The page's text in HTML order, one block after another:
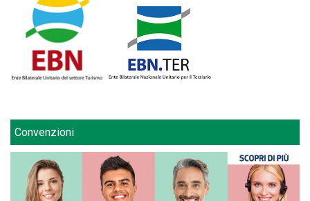
Convenzioni